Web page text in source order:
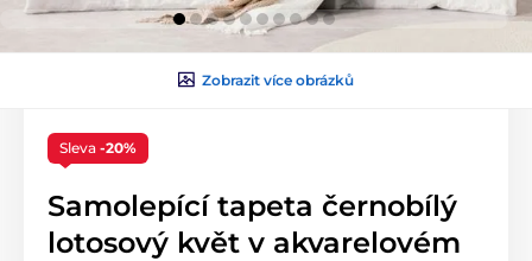
Zobrazit více obrázků
Sleva -20%
Samolepící tapeta černobílý
lotosový květ v akvarelovém